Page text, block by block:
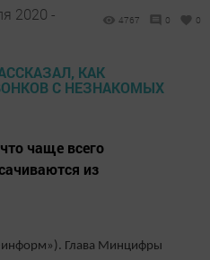
2020 -
4767 0 0
чаще всего
из
Глава Минцифры